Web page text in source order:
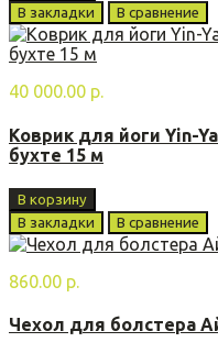
В закладки
В сравнение
40 000.00 р.
Коврик для йоги Yin-
бухте 15 м
В корзину
В закладки
В сравнение
860.00 р.
Чехол для болстера